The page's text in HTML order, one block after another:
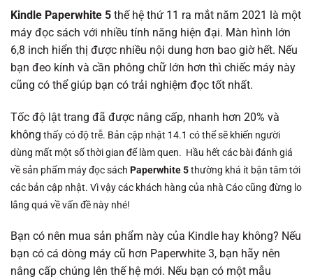
Kindle Paperwhite 5 thế hệ thứ 11 ra mắt năm 2021 là một
máy đọc sách với nhiều tính năng hiện đại. Màn hình lớn
6,8 inch hiển thị được nhiều nội dung hơn bao giờ hết. Nếu
bạn đeo kính và cần phông chữ lớn hơn thì chiếc máy này
cũng có thể giúp bạn có trải nghiệm đọc tốt nhất.
Tốc độ lật trang đã được nâng cấp, nhanh hơn 20% và
không thấy có độ trễ. Bản cập nhật 14.1 có thể sẽ khiến người
dùng mất một số thời gian để làm quen. Hầu hết các bài đánh giá
về sản phẩm máy đọc sách Paperwhite 5thường khá ít bận tâm tới
các bản cập nhật. Vì vậy các khách hàng của nhà Cáo cũng đừng lo
lắng quá về vấn đề này nhé!
Bạn có nên mua sản phẩm này của Kindle hay không? Nếu
bạn có cá dòng máy cũ hơn Paperwhite 3, bạn hãy nên
nâng cấp chúng lên thế hệ mới. Nếu bạn có một mẫu